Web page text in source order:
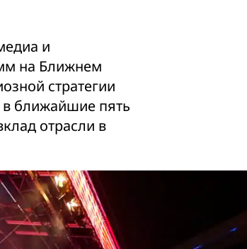
и
на Ближнем
стратегии
в ближайшие пять
отрасли в